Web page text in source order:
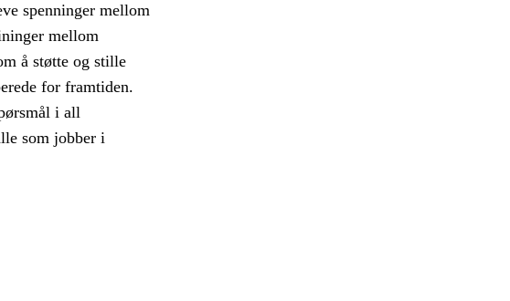
spenninger mellom
mellom
å støtte og stille
for framtiden.
i all
som jobber i